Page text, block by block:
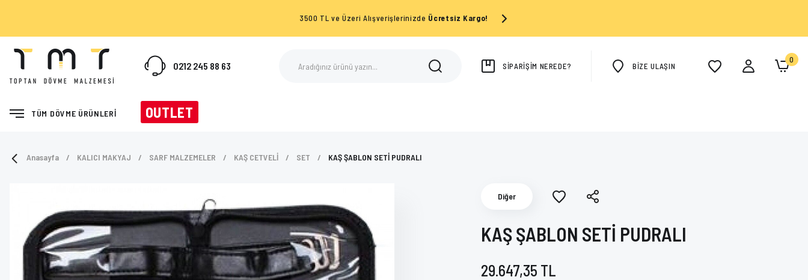
3500 TL ve Üzeri Alışverişlerinizde Ücretsiz Kargo!
0212 245 88 63 SİPARİŞİM NEREDE? BİZE ULAŞIN
0
TÜM DÖVME ÜRÜNLERİ OUTLET
Anasayfa KALICI MAKYAJ SARF MALZEMELER KAŞ CETVELİ SET KAŞ ŞABLON SETİ PUDRALI
Diğer
KAŞ ŞABLON SETİ PUDRALI
29.647,35 TL